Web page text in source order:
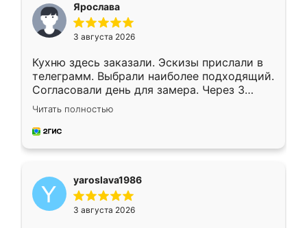
Ярослава
3 августа 2026
Кухню здесь заказали. Эскизы прислали в
телеграмм. Выбрали наиболее подходящий.
Согласовали день для замера. Через 3
недели кухня была уже готова. Остались
довольны работой. Спасибо Ренессанс
мебель за качественную работу!
Читать полностью
yaroslava1986
3 августа 2026